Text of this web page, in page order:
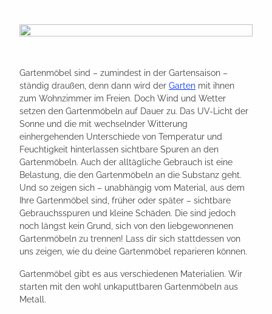
Gartenmöbel sind – zumindest in der Gartensaison –
ständig draußen, denn dann wird der Garten mit ihnen
zum Wohnzimmer im Freien. Doch Wind und Wetter
setzen den Gartenmöbeln auf Dauer zu. Das UV-Licht der
Sonne und die mit wechselnder Witterung
einhergehenden Unterschiede von Temperatur und
Feuchtigkeit hinterlassen sichtbare Spuren an den
Gartenmöbeln. Auch der alltägliche Gebrauch ist eine
Belastung, die den Gartenmöbeln an die Substanz geht.
Und so zeigen sich – unabhängig vom Material, aus dem
Ihre Gartenmöbel sind, früher oder später – sichtbare
Gebrauchsspuren und kleine Schäden. Die sind jedoch
noch längst kein Grund, sich von den liebgewonnenen
Gartenmöbeln zu trennen! Lass dir sich stattdessen von
uns zeigen, wie du deine Gartenmöbel reparieren können.
Gartenmöbel gibt es aus verschiedenen Materialien. Wir
starten mit den wohl unkaputtbaren Gartenmöbeln aus
Metall.